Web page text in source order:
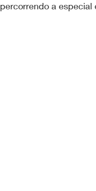
percorrendo a especial